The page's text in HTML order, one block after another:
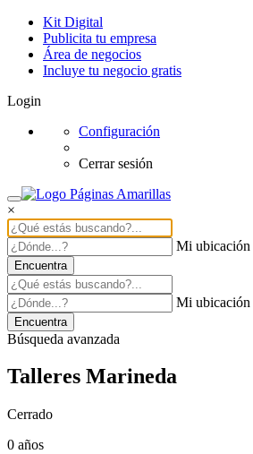
Kit Digital
Publicita tu empresa
Área de negocios
Incluye tu negocio gratis
Login
Configuración
Cerrar sesión
×
Mi ubicación
Encuentra
Mi ubicación
Encuentra
Búsqueda avanzada
Talleres Marineda
Cerrado
0 años